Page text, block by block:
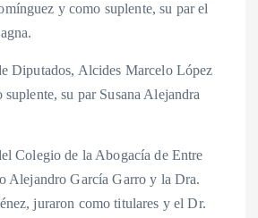
y como suplente, su par el
Diputados, Alcides Marcelo López
su par Susana Alejandra
Colegio de la Abogacía de Entre
Alejandro García Garro y la Dra.
juraron como titulares y el Dr.